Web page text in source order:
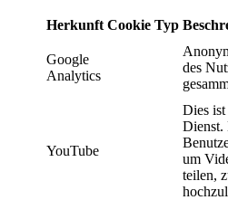
Herkunft Cookie Typ
Google
Analytics
des
YouTube
Dies
Dienst.
um
teilen,